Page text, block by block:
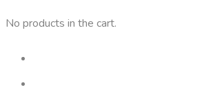
No products in the cart.